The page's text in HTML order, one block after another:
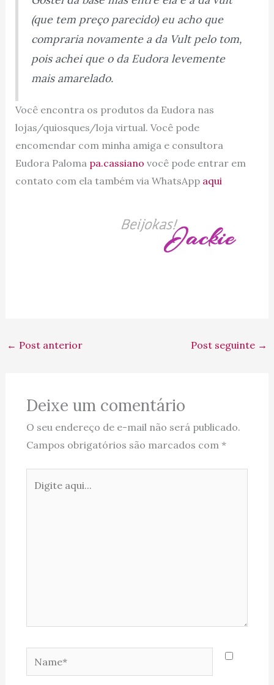
(que tem preço parecido) eu acho que
compraria novamente a da Vult pelo tom,
pois achei que o da Eudora levemente
mais amarelado.
Você encontra os produtos da Eudora nas
lojas/quiosques/loja virtual. Você pode
encomendar com minha amiga e consultora
Eudora Paloma pa.cassiano você pode entrar em
contato com ela também via WhatsApp aqui
← Post anterior Post seguinte →
Deixe um comentário
O seu endereço de e-mail não será publicado.
Campos obrigatórios são marcados com *
aqui...